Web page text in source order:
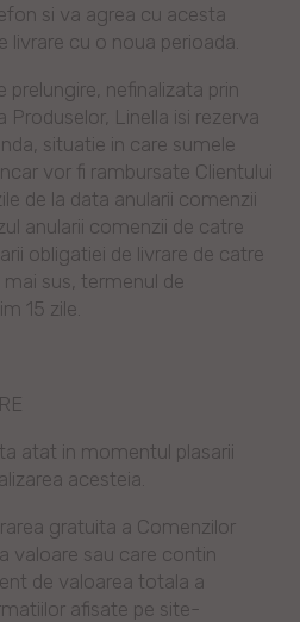
si va agrea cu acesta
livrare cu o noua perioada.
prelungire, nefinalizata prin
Linella isi rezerva
situatie in care sumele
vor fi rambursate Clientului
de la data anularii comenzii
anularii comenzii de catre
obligatiei de livrare de catre
sus, termenul de
15 zile.
atat in momentul plasarii
acesteia.
gratuita a Comenzilor
valoare sau care contin
de valoarea totala a
afisate pe site-